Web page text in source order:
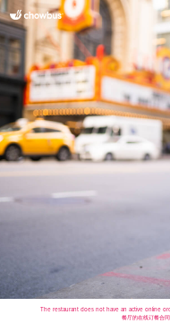
The restaurant does not have an active online
餐厅的在线订餐合